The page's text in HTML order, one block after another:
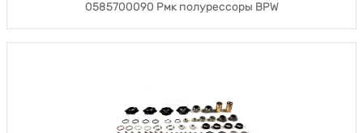
0585700090 Рмк полурессоры BPW